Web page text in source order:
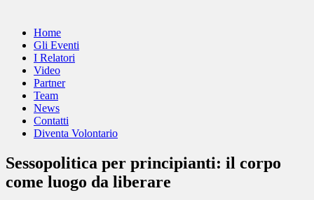
Home
Gli Eventi
I Relatori
Video
Partner
Team
News
Contatti
Diventa Volontario
Sessopolitica per principianti: il corpo
come luogo da liberare